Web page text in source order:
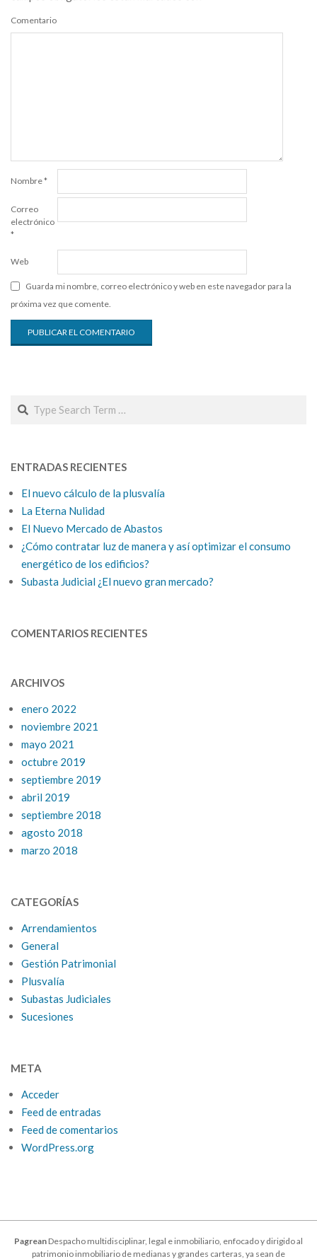
Comentario
Nombre*
Correo
electrónico
*
Web
Guarda mi nombre, correo electrónico y web en este navegador para la
próxima vez que comente.
Search
ENTRADAS RECIENTES
El nuevo cálculo de la plusvalía
La Eterna Nulidad
El Nuevo Mercado de Abastos
¿Cómo contratar luz de manera y así optimizar el consumo
energético de los edificios?
Subasta Judicial ¿El nuevo gran mercado?
COMENTARIOS RECIENTES
ARCHIVOS
enero 2022
noviembre 2021
mayo 2021
octubre 2019
septiembre 2019
abril 2019
septiembre 2018
agosto 2018
marzo 2018
CATEGORÍAS
Arrendamientos
General
Gestión Patrimonial
Plusvalía
Subastas Judiciales
Sucesiones
META
Acceder
Feed de entradas
Feed de comentarios
WordPress.org
Pagrean Despacho multidisciplinar, legal e inmobiliario, enfocado y dirigido al
patrimonio inmobiliario de medianas y grandes carteras, ya sean de